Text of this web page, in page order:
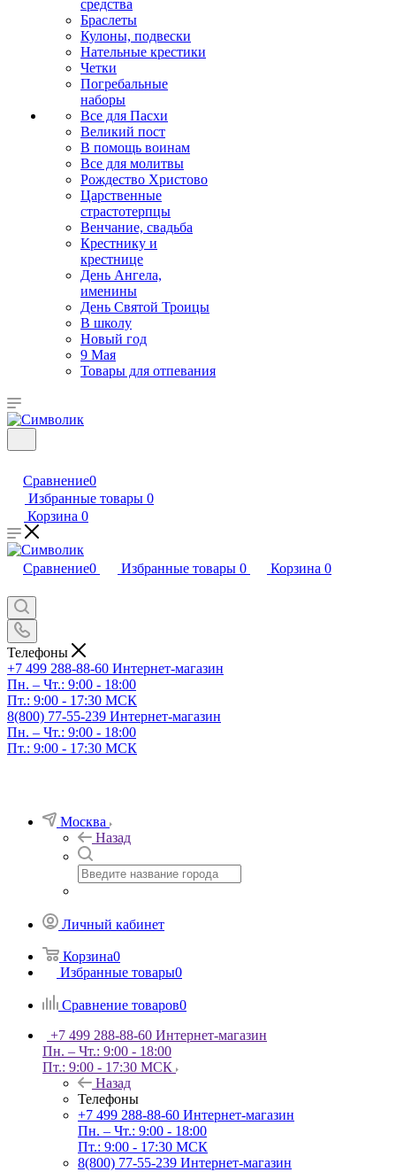
средства
Браслеты
Кулоны, подвески
Нательные крестики
Четки
Погребальные
наборы
Все для Пасхи
Великий пост
В помощь воинам
Все для молитвы
Рождество Христово
Царственные
страстотерпцы
Венчание, свадьба
Крестнику и
крестнице
День Ангела,
именины
День Святой Троицы
В школу
Новый год
9 Мая
Товары для отпевания
Сравнение0
Избранные товары 0
Корзина 0
Сравнение0 Избранные товары 0 Корзина 0
Телефоны
+7 499 288-88-60 Интернет-магазин
Пн. – Чт.: 9:00 - 18:00
Пт.: 9:00 - 17:30 МСК
8(800) 77-55-239 Интернет-магазин
Пн. – Чт.: 9:00 - 18:00
Пт.: 9:00 - 17:30 МСК
Москва
Назад
Личный кабинет
Корзина0
Избранные товары0
Сравнение товаров0
+7 499 288-88-60 Интернет-магазин
Пн. – Чт.: 9:00 - 18:00
Пт.: 9:00 - 17:30 МСК
Назад
Телефоны
+7 499 288-88-60 Интернет-магазин
Пн. – Чт.: 9:00 - 18:00
Пт.: 9:00 - 17:30 МСК
8(800) 77-55-239 Интернет-магазин